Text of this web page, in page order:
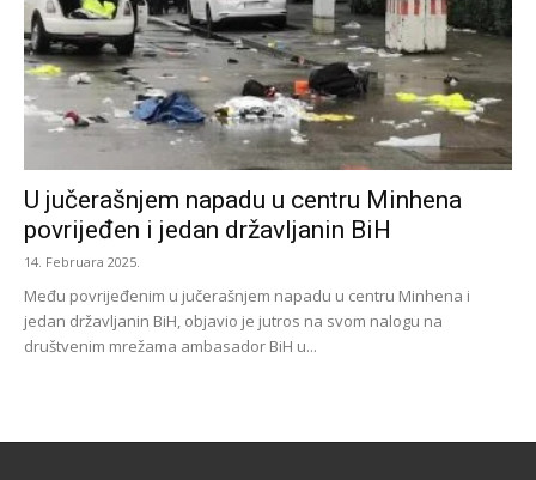
U jučerašnjem napadu u centru Minhena
povrijeđen i jedan državljanin BiH
14. Februara 2025.
Među povrijeđenim u jučerašnjem napadu u centru Minhena i
jedan državljanin BiH, objavio je jutros na svom nalogu na
društvenim mrežama ambasador BiH u...